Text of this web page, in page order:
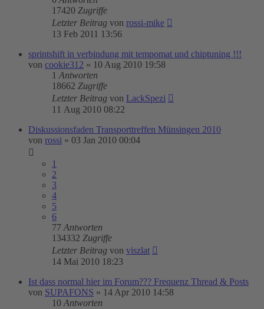
17420 Zugriffe
Letzter Beitrag von rossi-mike
13 Feb 2011 13:56
sprintshift in verbindung mit tempomat und chiptuning !!!
von cookie312 » 10 Aug 2010 19:58
1 Antworten
18662 Zugriffe
Letzter Beitrag von LackSpezi
11 Aug 2010 08:22
Diskussionsfaden Transporttreffen Münsingen 2010
von rossi » 03 Jan 2010 00:04
1
2
3
4
5
6
77 Antworten
134332 Zugriffe
Letzter Beitrag von viszlat
14 Mai 2010 18:23
Ist dass normal hier im Forum??? Frequenz Thread & Posts
von SUPAFONS » 14 Apr 2010 14:58
10 Antworten